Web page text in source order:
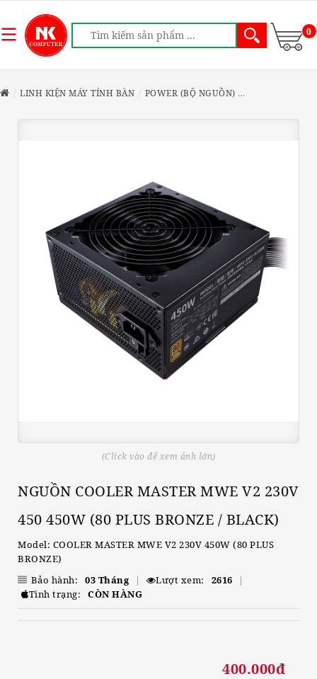
0
LINH KIỆN MÁY TÍNH BÀN POWER (BỘ NGUỒN)
(Click vào để xem ảnh lớn)
NGUỒN COOLER MASTER MWE V2 230V
450 450W (80 PLUS BRONZE / BLACK)
Model: COOLER MASTER MWE V2 230V 450W (80 PLUS
BRONZE)
Bảo hành:
03 Tháng | Lượt xem: 2616
|
Tình trạng:
CÒN HÀNG
400.000đ